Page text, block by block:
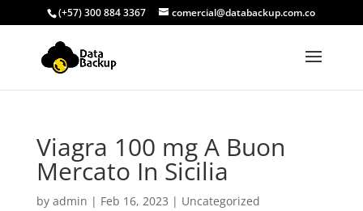
(+57) 300 884 3367 comercial@databackup.com.co
Viagra 100 mg A Buon
Mercato In Sicilia
by admin | Feb 16, 2023 | Uncategorized